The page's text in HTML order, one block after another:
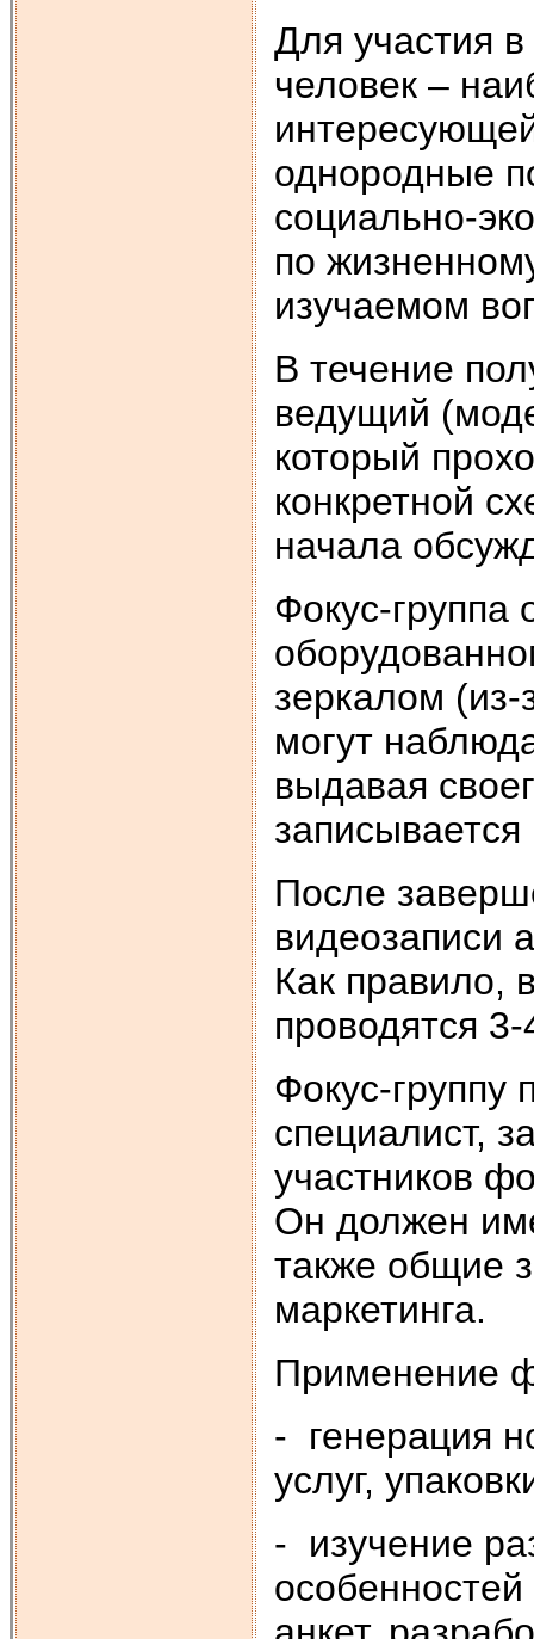
Для участия
человек –
однородные
социально-
по
изучаемом
В течение
ведущий
который
конкретной
начала
Фокус-группа
зеркалом (из-
могут
выдавая
После
видеозаписи
Как правило,
проводятся
Фокус-группу
специалист,
участников
Он должен
также общие
маркетинга.
Применение
- генерация
услуг,
- изучение